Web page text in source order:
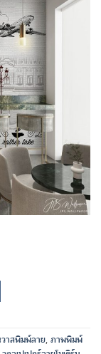
างสวยงาม
าสพิมพ์ลาย, ภาพพิมพ์